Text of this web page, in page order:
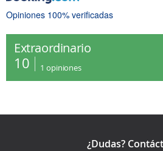
Opiniones 100% verificadas
Extraordinario
10 1 opiniones
¿Dudas?